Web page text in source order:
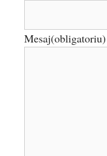
Mesaj(obligatoriu)